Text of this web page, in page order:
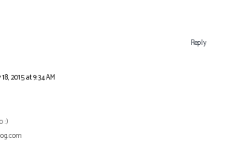
Reply
2015 at 9:34 AM
:)